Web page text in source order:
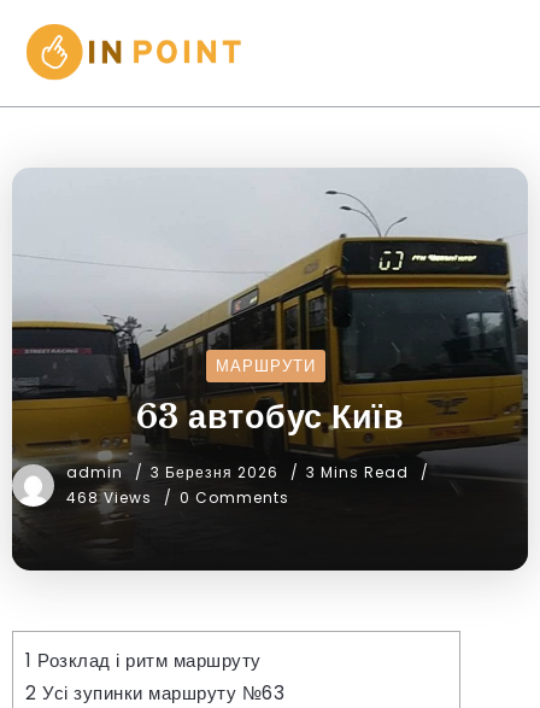
МАРШРУТИ
63 автобус Київ
admin 3 Березня 2026
3 Mins Read
468 Views
0 Comments
1 Розклад і ритм маршруту
2 Усі зупинки маршруту №63